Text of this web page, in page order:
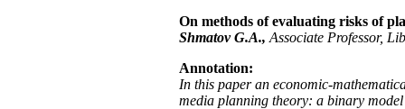
On methods of evaluating risks of
Shmatov G.A.,Associate Professor,
Annotation:
In this paper an economic-
media planning theory: a binary